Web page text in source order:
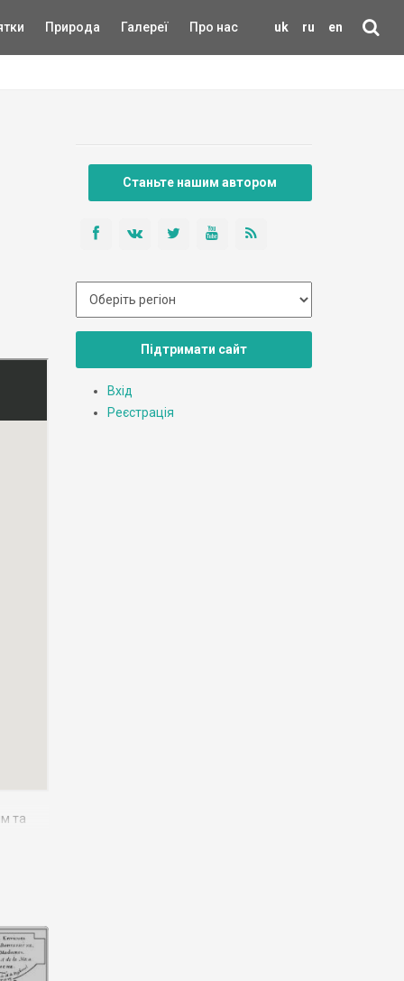
uk ru en
Природа Галереї Про нас
та
Станьте нашим автором
Підтримати сайт
Вхід
Реєстрація